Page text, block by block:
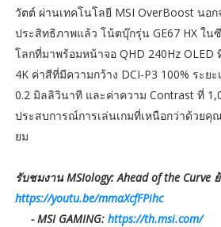
วัตต์ ผ่านเทคโนโลยี MSI OverBoost นอก
ประสิทธิภาพแล้ว โน้ตบุ๊กรุ่น GE67 HX ใน
โลกที่มาพร้อมหน้าจอ QHD 240Hz
4K ค่าสีที่มีความกว้าง DCI-P3 100% ระย
0.2 มิลลิวินาที และค่าความ Contrast ที่
ประสบการณ์การเล่นเกมที่เหนือกว่าด้วยคุ
ยม
รับชมงาน MSIology: Ahead of the Curve
https://youtu.be/mmaXcfFPihc
- MSI GAMING: https://th.msi.com/